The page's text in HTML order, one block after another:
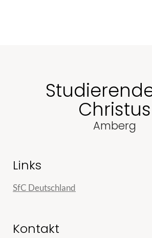
Christus
Amberg
Links
SfC Deutschland
Kontakt